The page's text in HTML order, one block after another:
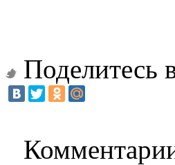
Поделитесь